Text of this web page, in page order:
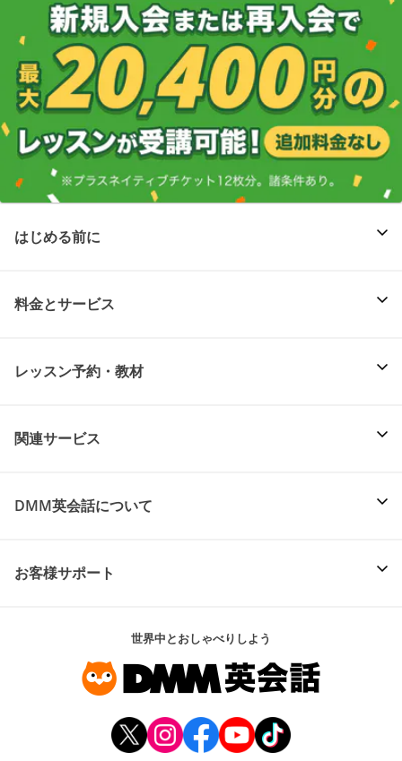
はじめる前に
料金とサービス
レッスン予約・教材
関連サービス
DMM英会話について
お客様サポート
世界中とおしゃべりしよう